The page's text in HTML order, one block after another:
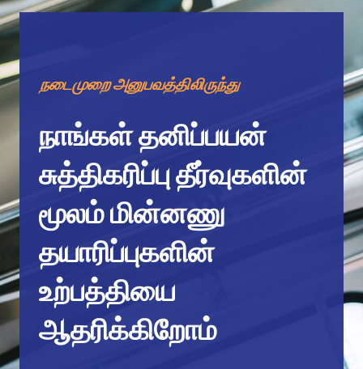
நடைமுறை அனுபவத்திலிருந்து
நாங்கள் தனிப்பயன்
சுத்திகரிப்பு தீர்வுகளின்
மூலம் மின்னணு
தயாரிப்புகளின்
உற்பத்தியை
ஆதரிக்கிறோம்